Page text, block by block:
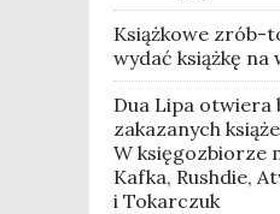
Książkowe zrób-
wydać książkę na
Dua Lipa otwiera
zakazanych
W księgozbiorze
Kafka, Rushdie,
i Tokarczuk